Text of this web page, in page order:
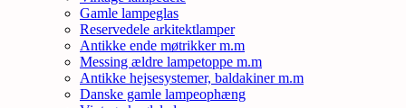
Gamle lampeglas
Reservedele arkitektlamper
Antikke ende møtrikker m.m
Messing ældre lampetoppe m.m
Antikke hejsesystemer, baldakiner m.m
Danske gamle lampeophæng